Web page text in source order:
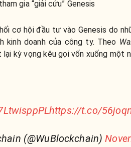
gia “giải cứu” Genesis
cơ hội đầu tư vào Genesis do
kinh doanh của công ty. Theo
lại kỳ vọng kêu gọi vốn xuống một
https://t.co/
(@WuBlockchain)